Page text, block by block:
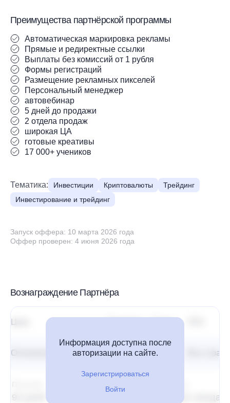
Преимущества партнёрской программы
Автоматическая маркировка рекламы
Прямые и редиректные ссылки
Выплаты без комиссий от 1 рубля
Формы регистраций
Размещение рекламных пикселей
Персональный менеджер
автовебинар
5 дней до продажи
2 отдела продаж
широкая ЦА
готовые креативы
17 000+ учеников
Тематика: Инвестиции Криптовалюты
Трейдинг
Инвестирование и трейдинг
Запуск оффера: 10 марта 2026 года
Оффер проверен: 4 июня 2026 года
Вознаграждение Партнёра
Оплаченный трипваер 1 190 ₽ 7 дней Все
90 дней Со всех продаж
Информация доступна после
авторизации на сайте.
Зарегистрироваться
Войти